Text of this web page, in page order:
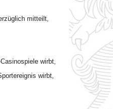
mitteilt,
wirbt,
wirbt,